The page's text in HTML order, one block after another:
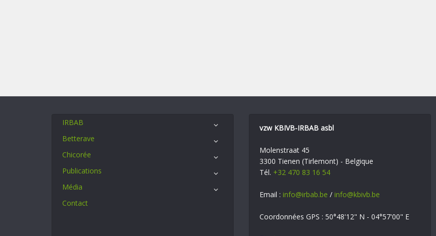
IRBAB
Betterave
Chicorée
Publications
Média
Contact
vzw KBIVB-IRBAB asbl
Molenstraat 45
3300 Tienen (Tirlemont) - Belgique
Tél. +32 470 83 16 54
Email : info@irbab.be / info@kbivb.be
Coordonnées GPS : 50°48'12" N - 04°57'00" E